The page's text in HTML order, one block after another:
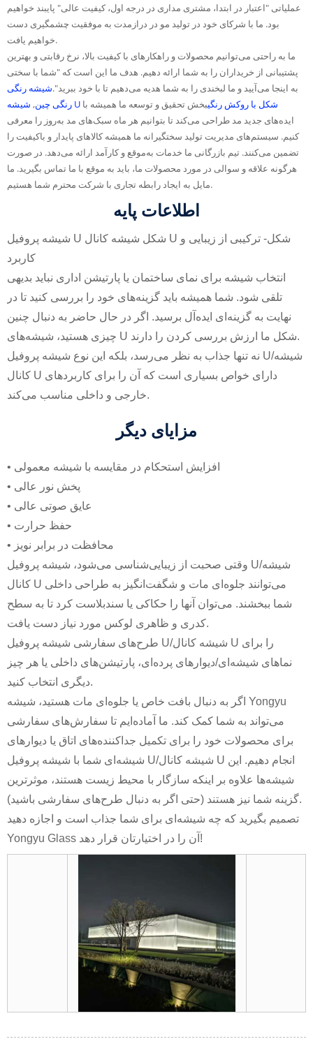
عملیاتی "اعتبار در ابتدا، مشتری مداری در درجه اول، کیفیت عالی" پایبند خواهیم
بود. ما با شرکای خود در تولید مو در درازمدت به موفقیت چشمگیری دست
خواهیم یافت.
ما به راحتی می‌توانیم محصولات و راهکارهای با کیفیت بالا، نرخ رقابتی و بهترین
پشتیبانی از خریداران را به شما ارائه دهیم. هدف ما این است که "شما با سختی
به اینجا می‌آیید و ما لبخندی را به شما هدیه می‌دهیم تا با خود ببرید".شیشه رنگی
رنگی چین, شیشه U شکل با روکش رنگیبخش تحقیق و توسعه ما همیشه با
ایده‌های جدید مد طراحی می‌کند تا بتوانیم هر ماه سبک‌های مد به‌روز را معرفی
کنیم. سیستم‌های مدیریت تولید سختگیرانه ما همیشه کالاهای پایدار و باکیفیت را
تضمین می‌کنند. تیم بازرگانی ما خدمات به‌موقع و کارآمد ارائه می‌دهد. در صورت
هرگونه علاقه و سوالی در مورد محصولات ما، باید به موقع با ما تماس بگیرید. ما
مایل به ایجاد رابطه تجاری با شرکت محترم شما هستیم.
اطلاعات پایه
شیشه پروفیل U شکل شیشه کانال U شکل- ترکیبی از زیبایی و
کاربرد
انتخاب شیشه برای نمای ساختمان یا پارتیشن اداری نباید بدیهی
تلقی شود. شما همیشه باید گزینه‌های خود را بررسی کنید تا در
نهایت به گزینه‌ای ایده‌آل برسید. اگر در حال حاضر به دنبال چنین
چیزی هستید، شیشه‌های U شکل ما ارزش بررسی کردن را دارند.
نه تنها جذاب به نظر می‌رسد، بلکه این نوع شیشه پروفیل U/شیشه
کانال U دارای خواص بسیاری است که آن را برای کاربردهای
خارجی و داخلی مناسب می‌کند.
مزایای دیگر
• افزایش استحکام در مقایسه با شیشه معمولی
• پخش نور عالی
• عایق صوتی عالی
• حفظ حرارت
• محافظت در برابر نویز
وقتی صحبت از زیبایی‌شناسی می‌شود، شیشه پروفیل U/شیشه
کانال U می‌توانند جلوه‌ای مات و شگفت‌انگیز به طراحی داخلی
شما ببخشند. می‌توان آنها را حکاکی یا سندبلاست کرد تا به سطح
کدری و ظاهری لوکس مورد نیاز دست یافت.
طرح‌های سفارشی شیشه پروفیل U/شیشه کانال U را برای
نماهای شیشه‌ای/دیوارهای پرده‌ای، پارتیشن‌های داخلی یا هر چیز
دیگری انتخاب کنید.
اگر به دنبال بافت خاص یا جلوه‌ای مات هستید، شیشه Yongyu
می‌تواند به شما کمک کند. ما آماده‌ایم تا سفارش‌های سفارشی
برای محصولات خود را برای تکمیل جداکننده‌های اتاق یا دیوارهای
شیشه‌ای شما با شیشه پروفیل U/شیشه کانال U انجام دهیم. این
شیشه‌ها علاوه بر اینکه سازگار با محیط زیست هستند، موثرترین
گزینه شما نیز هستند (حتی اگر به دنبال طرح‌های سفارشی باشید).
تصمیم بگیرید که چه شیشه‌ای برای شما جذاب است و اجازه دهید
Yongyu Glass آن را در اختیارتان قرار دهد!